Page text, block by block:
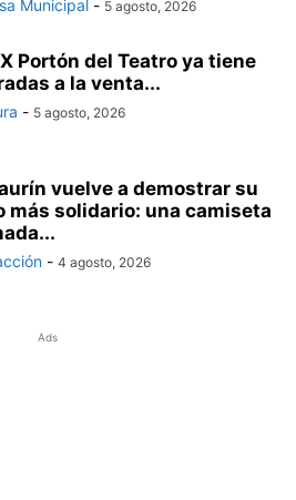
Municipal - 5 agosto, 2026
Portón del Teatro ya tiene
a la venta...
- 5 agosto, 2026
vuelve a demostrar su
más solidario: una camiseta
- 4 agosto, 2026
Ads